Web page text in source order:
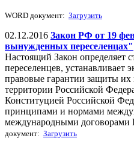
WORD документ: Загрузить
02.12.2016 Закон РФ от 19
вынужденных переселенцах"
Настоящий Закон определяет
переселенцев, устанавливает
правовые гарантии защиты их
территории Российской
Конституцией Российской
принципами и нормами
международными договорами
документ: Загрузить